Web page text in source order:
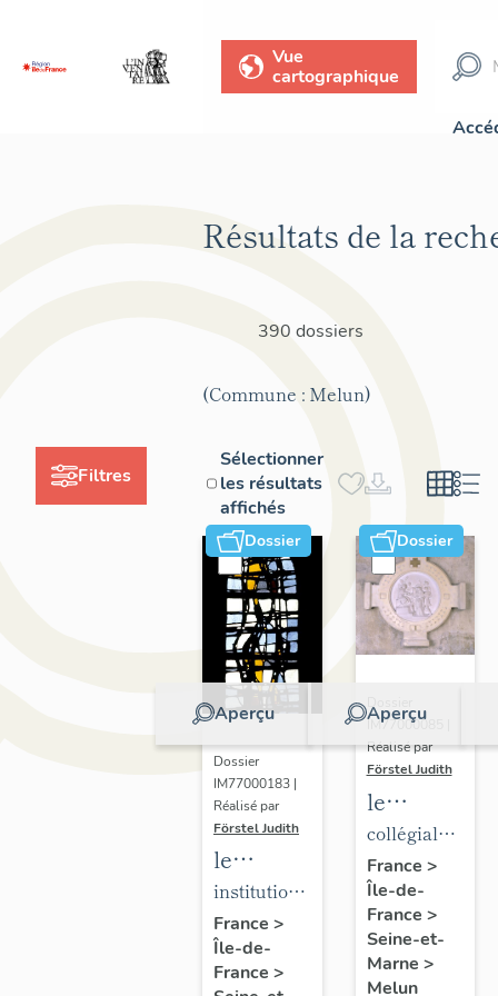
Vue
cartographique
Filtres
Résultats de la
390 dossiers
(Commune : Melun)
Sélectionner
les résultats
affichés
Dossier
Aperçu
Dossier
IM77000183 |
Réalisé par
Förstel Judith
le
mobilier
de
l'Institution
Saint-
institution
Saint-
Aspais
France >
Île-de-
France >
Dossier
Aperçu
IM77000085 |
Réalisé par
Förstel Judith
le
mobilier
de la
collégiale
Notre-
Dame
collégiale
Notre-
Dame
France >
Île-de-
France >
Seine-et-
Marne >
Melun